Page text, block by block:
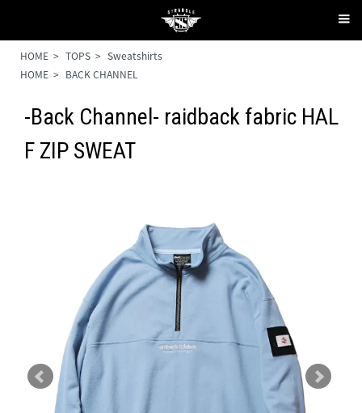
HOME > TOPS > Sweatshirts
HOME > BACK CHANNEL
-Back Channel- raidback fabric HAL
F ZIP SWEAT